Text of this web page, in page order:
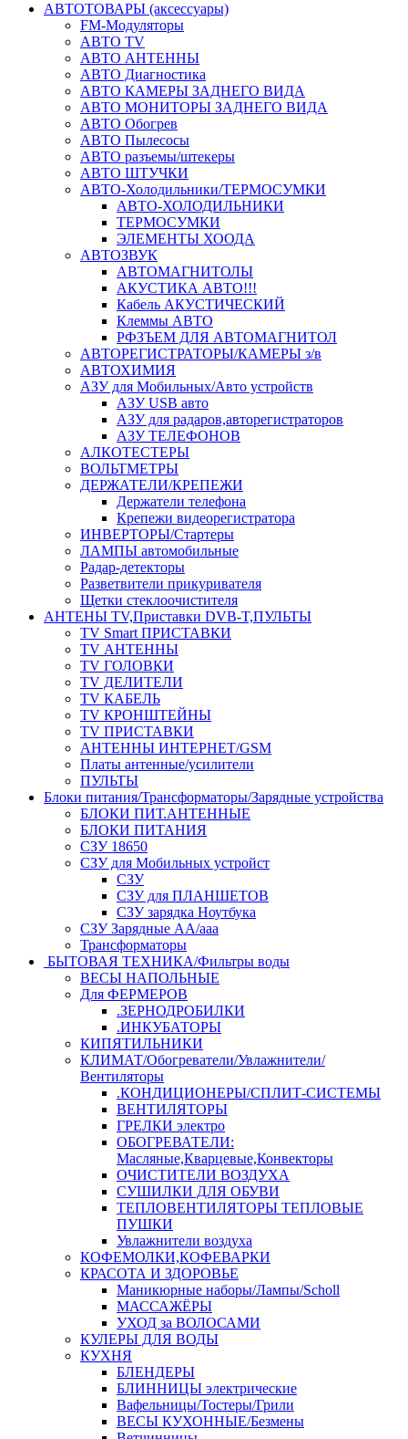
АВТОТОВАРЫ (аксессуары)
FM-Модуляторы
АВТО TV
АВТО АНТЕННЫ
АВТО Диагностика
АВТО КАМЕРЫ ЗАДНЕГО ВИДА
АВТО МОНИТОРЫ ЗАДНЕГО ВИДА
АВТО Обогрев
АВТО Пылесосы
АВТО разъемы/штекеры
АВТО ШТУЧКИ
АВТО-Холодильники/ТЕРМОСУМКИ
АВТО-ХОЛОДИЛЬНИКИ
ТЕРМОСУМКИ
ЭЛЕМЕНТЫ ХООДА
АВТОЗВУК
АВТОМАГНИТОЛЫ
АКУСТИКА АВТО!!!
Кабель АКУСТИЧЕСКИЙ
Клеммы АВТО
РФЗЪЕМ ДЛЯ АВТОМАГНИТОЛ
АВТОРЕГИСТРАТОРЫ/КАМЕРЫ з/в
АВТОХИМИЯ
АЗУ для Мобильных/Авто устройств
АЗУ USB авто
АЗУ для радаров,авторегистраторов
АЗУ ТЕЛЕФОНОВ
АЛКОТЕСТЕРЫ
ВОЛЬТМЕТРЫ
ДЕРЖАТЕЛИ/КРЕПЕЖИ
Держатели телефона
Крепежи видеорегистратора
ИНВЕРТОРЫ/Стартеры
ЛАМПЫ автомобильные
Радар-детекторы
Разветвители прикуривателя
Щетки стеклоочистителя
АНТЕНЫ ТV,Приставки DVB-T,ПУЛЬТЫ
TV Smart ПРИСТАВКИ
TV АНТЕННЫ
TV ГОЛОВКИ
TV ДЕЛИТЕЛИ
TV КАБЕЛЬ
TV КРОНШТЕЙНЫ
TV ПРИСТАВКИ
АНТЕННЫ ИНТЕРНЕТ/GSM
Платы антенные/усилители
ПУЛЬТЫ
Блоки питания/Трансформаторы/Зарядные устройства
БЛОКИ ПИТ.АНТЕННЫЕ
БЛОКИ ПИТАНИЯ
СЗУ 18650
СЗУ для Мобильных устройст
СЗУ
СЗУ для ПЛАНШЕТОВ
СЗУ зарядка Ноутбука
СЗУ Зарядные АА/ааа
Трансформаторы
БЫТОВАЯ ТЕХНИКА/Фильтры воды
ВЕСЫ НАПОЛЬНЫЕ
Для ФЕРМЕРОВ
.ЗЕРНОДРОБИЛКИ
.ИНКУБАТОРЫ
КИПЯТИЛЬНИКИ
КЛИМАТ/Обогреватели/Увлажнители/
Вентиляторы
.КОНДИЦИОНЕРЫ/СПЛИТ-СИСТЕМЫ
ВЕНТИЛЯТОРЫ
ГРЕЛКИ электро
ОБОГРЕВАТЕЛИ:
Масляные,Кварцевые,Конвекторы
ОЧИСТИТЕЛИ ВОЗДУХА
СУШИЛКИ ДЛЯ ОБУВИ
ТЕПЛОВЕНТИЛЯТОРЫ ТЕПЛОВЫЕ
ПУШКИ
Увлажнители воздуха
КОФЕМОЛКИ,КОФЕВАРКИ
КРАСОТА И ЗДОРОВЬЕ
Маникюрные наборы/Лампы/Scholl
МАССАЖЁРЫ
УХОД за ВОЛОСАМИ
КУЛЕРЫ ДЛЯ ВОДЫ
КУХНЯ
БЛЕНДЕРЫ
БЛИННИЦЫ электрические
Вафельницы/Тостеры/Грили
ВЕСЫ КУХОННЫЕ/Безмены